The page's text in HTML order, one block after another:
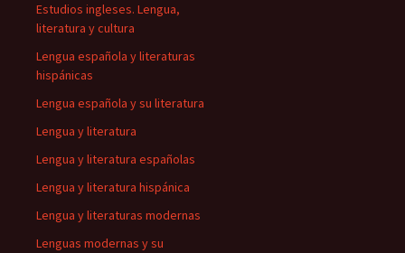
Estudios ingleses. Lengua,
literatura y cultura
Lengua española y literaturas
hispánicas
Lengua española y su literatura
Lengua y literatura
Lengua y literatura españolas
Lengua y literatura hispánica
Lengua y literaturas modernas
Lenguas modernas y su